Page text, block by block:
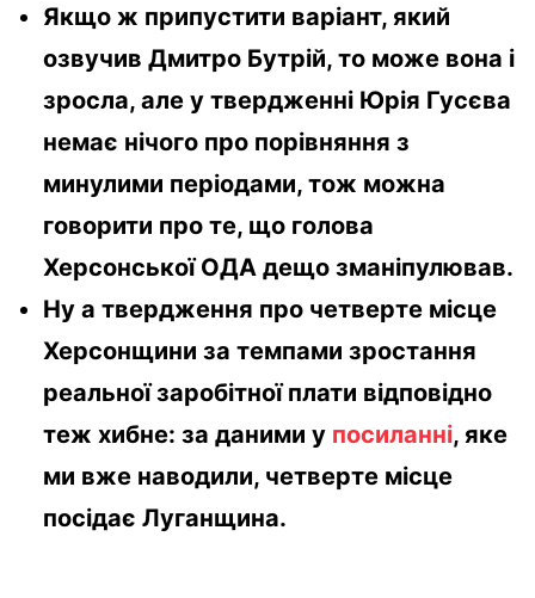
Якщо ж припустити варіант, який
озвучив Дмитро Бутрій, то може вона і
зросла, але у твердженні Юрія Гусєва
немає нічого про порівняння з
минулими періодами, тож можна
говорити про те, що голова
Херсонської ОДА дещо зманіпулював.
Ну а твердження про четверте місце
Херсонщини за темпами зростання
реальної заробітної плати відповідно
теж хибне: за даними у посиланні, яке
ми вже наводили, четверте місце
посідає Луганщина.